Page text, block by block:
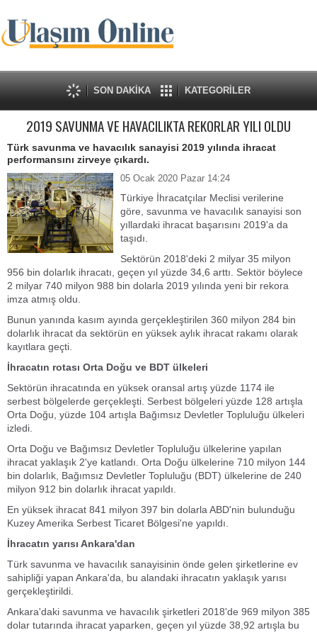
SON DAKİKA KATEGORİLER
2019 SAVUNMA VE HAVACILIKTA REKORLAR YILI OLDU
Türk savunma ve havacılık sanayisi 2019 yılında ihracat
performansını zirveye çıkardı.
05 Ocak 2020 Pazar 14:24
Türkiye İhracatçılar Meclisi verilerine
göre, savunma ve havacılık sanayisi son
yıllardaki ihracat başarısını 2019'a da
taşıdı.
Sektörün 2018'deki 2 milyar 35 milyon
956 bin dolarlık ihracatı, geçen yıl yüzde 34,6 arttı. Sektör böylece
2 milyar 740 milyon 988 bin dolarla 2019 yılında yeni bir rekora
imza atmış oldu.
Bunun yanında kasım ayında gerçekleştirilen 360 milyon 284 bin
dolarlık ihracat da sektörün en yüksek aylık ihracat rakamı olarak
kayıtlara geçti.
İhracatın rotası Orta Doğu ve BDT ülkeleri
Sektörün ihracatında en yüksek oransal artış yüzde 1174 ile
serbest bölgelerde gerçekleşti. Serbest bölgeleri yüzde 128 artışla
Orta Doğu, yüzde 104 artışla Bağımsız Devletler Topluluğu ülkeleri
izledi.
Orta Doğu ve Bağımsız Devletler Topluluğu ülkelerine yapılan
ihracat yaklaşık 2'ye katlandı. Orta Doğu ülkelerine 710 milyon 144
bin dolarlık, Bağımsız Devletler Topluluğu (BDT) ülkelerine de 240
milyon 912 bin dolarlık ihracat yapıldı.
En yüksek ihracat 841 milyon 397 bin dolarla ABD'nin bulunduğu
Kuzey Amerika Serbest Ticaret Bölgesi'ne yapıldı.
İhracatın yarısı Ankara'dan
Türk savunma ve havacılık sanayisinin önde gelen şirketlerine ev
sahipliği yapan Ankara'da, bu alandaki ihracatın yaklaşık yarısı
gerçekleştirildi.
Ankara'daki savunma ve havacılık şirketleri 2018'de 969 milyon 385
dolar tutarında ihracat yaparken, geçen yıl yüzde 38,92 artışla bu